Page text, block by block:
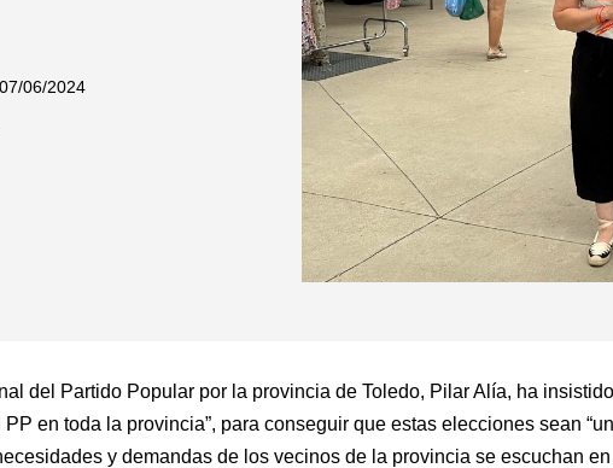
06/2024
del Partido Popular por la provincia de Toledo, Pilar Alía, ha
en toda la provincia”, para conseguir que estas elecciones sean
y demandas de los vecinos de la provincia se escuchan